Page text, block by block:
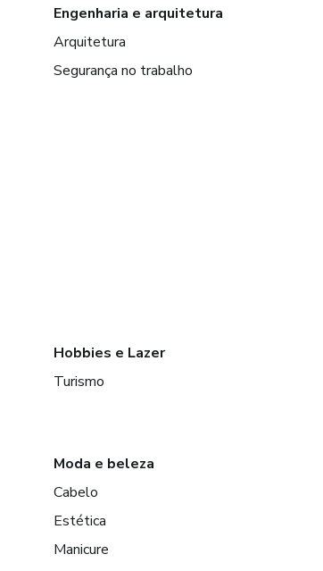
Engenharia e arquitetura
Arquitetura
Segurança no trabalho
Hobbies e Lazer
Turismo
Moda e beleza
Cabelo
Estética
Manicure